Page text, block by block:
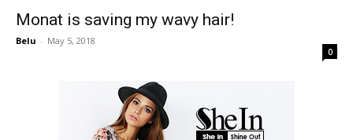
Monat is saving my wavy hair!
Belu - May 5, 2018
0